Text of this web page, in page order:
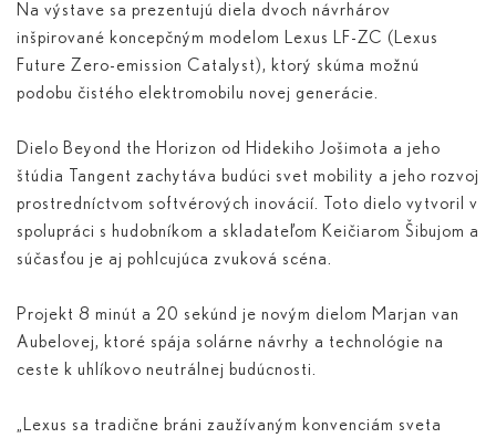
Na výstave sa prezentujú diela dvoch návrhárov
inšpirované koncepčným modelom Lexus LF-ZC (Lexus
Future Zero-emission Catalyst), ktorý skúma možnú
podobu čistého elektromobilu novej generácie.
Dielo Beyond the Horizon od Hidekiho Jošimota a jeho
štúdia Tangent zachytáva budúci svet mobility a jeho rozvoj
prostredníctvom softvérových inovácií. Toto dielo vytvoril v
spolupráci s hudobníkom a skladateľom Keičiarom Šibujom a
súčasťou je aj pohlcujúca zvuková scéna.
Projekt 8 minút a 20 sekúnd je novým dielom Marjan van
Aubelovej, ktoré spája solárne návrhy a technológie na
ceste k uhlíkovo neutrálnej budúcnosti.
„Lexus sa tradične bráni zaužívaným konvenciám sveta